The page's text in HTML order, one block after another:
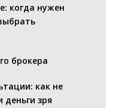
когда нужен
брокера
как не
деньги зря